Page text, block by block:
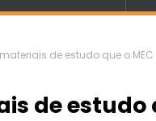
de estudo que o
de estudo